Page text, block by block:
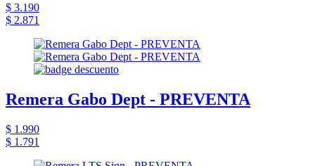
$ 3.190
$ 2.871
Remera Gabo Dept - PREVENTA
$ 1.990
$ 1.791